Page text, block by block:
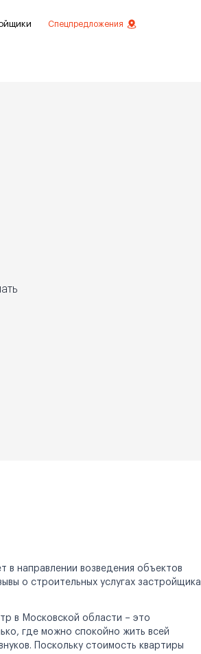
Спецпредложения
направлении возведения объектов
о строительных услугах застройщика
в Московской области – это
где можно спокойно жить всей
Поскольку стоимость квартиры